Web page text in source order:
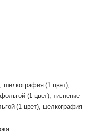
шелкография (1 цвет),
(1 цвет), тиснение
(1 цвет), шелкография